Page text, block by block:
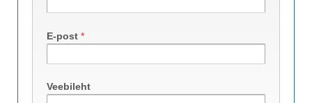
E-post *
Veebileht